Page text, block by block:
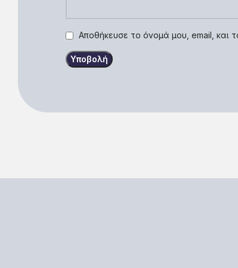
Αποθήκευσε το όνομά μου, email, και